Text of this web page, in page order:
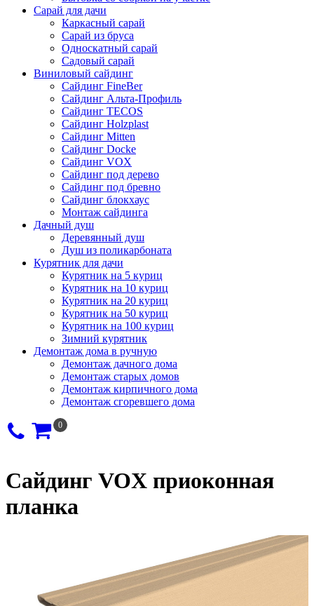
Сарай для дачи
Каркасный сарай
Сарай из бруса
Односкатный сарай
Садовый сарай
Виниловый сайдинг
Сайдинг FineBer
Сайдинг Альта-Профиль
Сайдинг TECOS
Сайдинг Holzplast
Сайдинг Mitten
Сайдинг Docke
Сайдинг VOX
Сайдинг под дерево
Сайдинг под бревно
Сайдинг блокхаус
Монтаж сайдинга
Дачный душ
Деревянный душ
Душ из поликарбоната
Курятник для дачи
Курятник на 5 куриц
Курятник на 10 куриц
Курятник на 20 куриц
Курятник на 50 куриц
Курятник на 100 куриц
Зимний курятник
Демонтаж дома в ручную
Демонтаж дачного дома
Демонтаж старых домов
Демонтаж кирпичного дома
Демонтаж сгоревшего дома
0
Сайдинг VOX приоконная
планка